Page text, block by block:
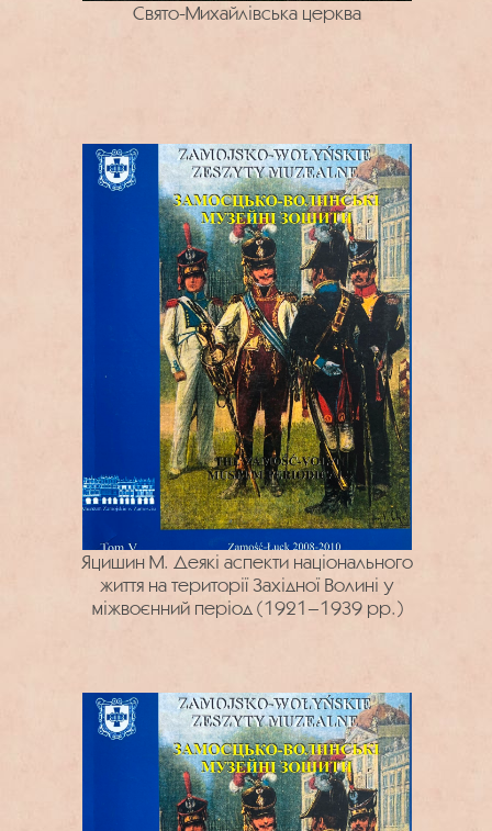
Свято-Михайлівська церква
Яцишин М. Деякі аспекти національного
життя на території Західної Волині у
міжвоєнний період (1921–1939 рр.)